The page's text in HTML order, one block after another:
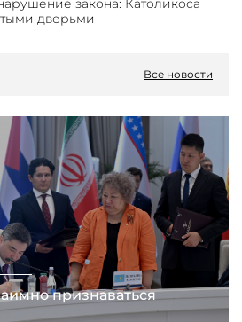
закона: Католикоса
дверьми
Все новости
признаваться